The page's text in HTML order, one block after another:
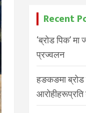
Recent
‘ब्रोड पिक’
प्रज्वलन
हङकङमा ब्रोड
आरोहीहरूप्रति